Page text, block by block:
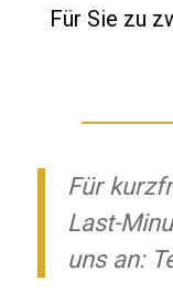
Für Sie zu
Für
Last-
uns an: